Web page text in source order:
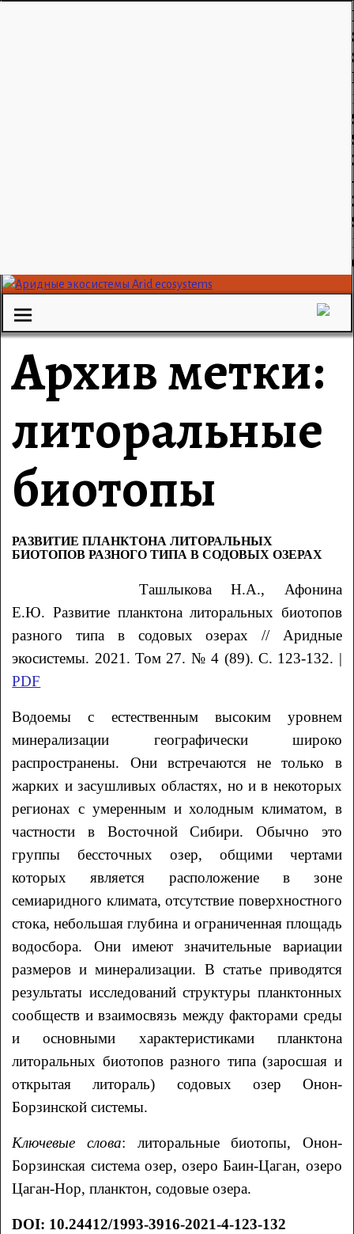
Архив метки:
литоральные
биотопы
РАЗВИТИЕ ПЛАНКТОНА ЛИТОРАЛЬНЫХ
БИОТОПОВ РАЗНОГО ТИПА В СОДОВЫХ ОЗЕРАХ
ТашлыковаН.А., Афонина
Е.Ю. Развитие планктона литоральных биотопов
разного типа в содовых озерах // Аридные
экосистемы. 2021. Том 27. № 4 (89). С. 123-132. |
PDF
Водоемы с естественным высоким уровнем
минерализации географически широко
распространены. Они встречаются не только в
жарких и засушливых областях, но и в некоторых
регионах с умеренным и холодным климатом, в
частности в Восточной Сибири. Обычно это
группы бессточных озер, общими чертами
которых является расположение в зоне
семиаридного климата, отсутствие поверхностного
стока, небольшая глубина и ограниченная площадь
водосбора. Они имеют значительные вариации
размеров и минерализации. В статье приводятся
результаты исследований структуры планктонных
сообществ и взаимосвязь между факторами среды
и основными характеристиками планктона
литоральных биотопов разного типа (заросшая и
открытая литораль) содовых озер Онон-
Борзинской системы.
Ключевые слова: литоральные биотопы, Онон-
Борзинская система озер, озеро Баин-Цаган, озеро
Цаган-Нор, планктон, содовые озера.
DOI: 10.24412/1993-3916-2021-4-123-132